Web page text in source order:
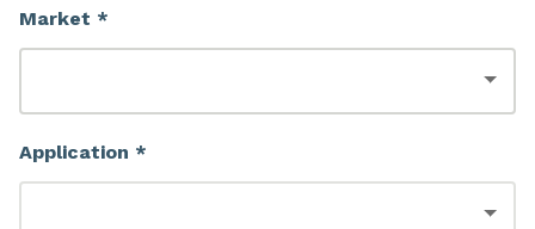
Market *
Application *